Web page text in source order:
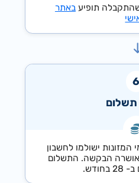
תופיעבאתר
ישולמו לחשבון
הבקשה. התשלום